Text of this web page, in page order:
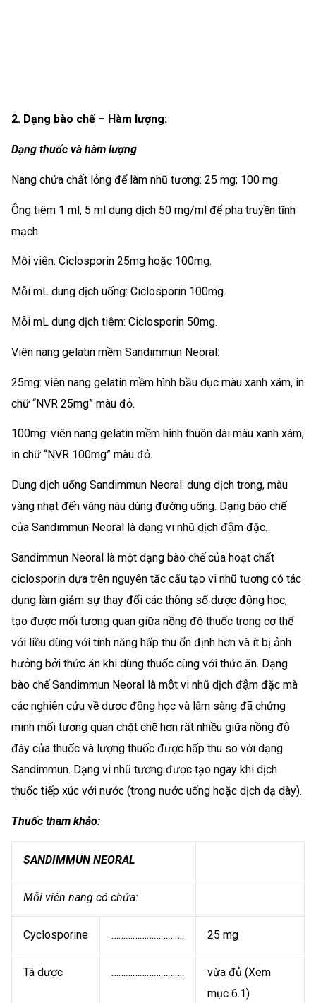
2. Dạng bào chế – Hàm lượng:
Dạng thuốc và hàm lượng
Nang chứa chất lỏng để làm nhũ tương: 25 mg; 100 mg.
Ông tiêm 1 ml, 5 ml dung dịch 50 mg/ml để pha truyền tĩnh
mạch.
Mỗi viên: Ciclosporin 25mg hoặc 100mg.
Mỗi mL dung dịch uống: Ciclosporin 100mg.
Mỗi mL dung dịch tiêm: Ciclosporin 50mg.
Viên nang gelatin mềm Sandimmun Neoral:
25mg: viên nang gelatin mềm hình bầu dục màu xanh xám, in
chữ “NVR 25mg” màu đỏ.
100mg: viên nang gelatin mềm hình thuôn dài màu xanh xám,
in chữ “NVR 100mg” màu đỏ.
Dung dịch uống Sandimmun Neoral: dung dịch trong, màu
vàng nhạt đến vàng nâu dùng đường uống. Dạng bào chế
của Sandimmun Neoral là dạng vi nhũ dịch đậm đặc.
Sandimmun Neoral là một dạng bào chế của hoạt chất
ciclosporin dựa trên nguyên tắc cấu tạo vi nhũ tương có tác
dụng làm giảm sự thay đổi các thông số dược động học,
tạo được mối tương quan giữa nồng độ thuốc trong cơ thể
với liều dùng với tính năng hấp thu ổn định hơn và ít bị ảnh
hưởng bởi thức ăn khi dùng thuốc cùng với thức ăn. Dạng
bào chế Sandimmun Neoral là một vi nhũ dịch đậm đặc mà
các nghiên cứu về dược động học và lâm sàng đã chứng
minh mối tương quan chặt chẽ hơn rất nhiều giữa nồng độ
đáy của thuốc và lượng thuốc được hấp thu so với dạng
Sandimmun. Dạng vi nhũ tương được tạo ngay khi dịch
thuốc tiếp xúc với nước (trong nước uống hoặc dịch dạ dày).
Thuốc tham khảo:
SANDIMMUN NEORAL
Mỗi viên nang có chứa:
Cyclosporine …………………………. 25 mg
Tá dược ………………………….
vừa đủ (Xem
mục 6.1)